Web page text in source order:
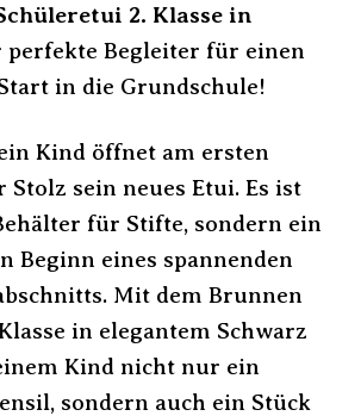
2. Klasse in
perfekte Begleiter für einen
in die Grundschule!
Kind öffnet am ersten
Stolz sein neues Etui. Es ist
für Stifte, sondern ein
Beginn eines spannenden
Mit dem Brunnen
in elegantem Schwarz
Kind nicht nur ein
sondern auch ein Stück